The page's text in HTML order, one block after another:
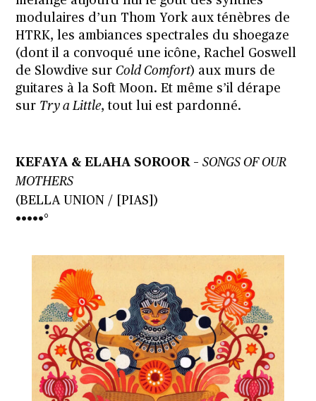
modulaires d’un Thom York aux ténèbres de
HTRK, les ambiances spectrales du shoegaze
(dont il a convoqué une icône, Rachel Goswell
de Slowdive surCold Comfort) aux murs de
guitares à la Soft Moon. Et même s’il dérape
sur Try a Little, tout lui est pardonné.
KEFAYA & ELAHA SOROOR – SONGS OF OUR
MOTHERS
(BELLA UNION / [PIAS])
•••••°